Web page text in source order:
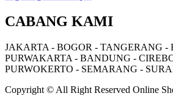
CABANG KAMI
JAKARTA - BOGOR - TANGERANG -
PURWAKARTA - BANDUNG -
PURWOKERTO - SEMARANG -
Copyright © All Right Reserved Online